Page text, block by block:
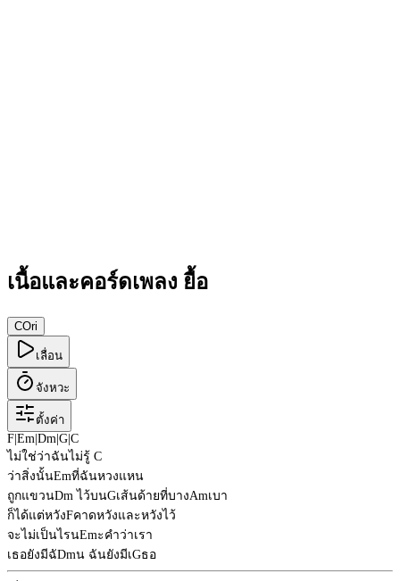
เนื้อและคอร์ดเพลง ยื้อ
COri
เลื่อน
จังหวะ
ตั้งค่า
F Em Dm G C
ไม่ใช่ว่าฉันไม่รู้ C
ว่าสิ่งนั้นEmที่ฉันหวงแหน
ถูกแขวนDm ไว้บนGเส้นด้ายที่บางAmเบา
ก็ได้แต่หวังFคาดหวังและหวังไว้
จะไม่เป็นไรนEmะคำว่าเรา
เธอยังมีฉัDmน ฉันยังมีเGธอ